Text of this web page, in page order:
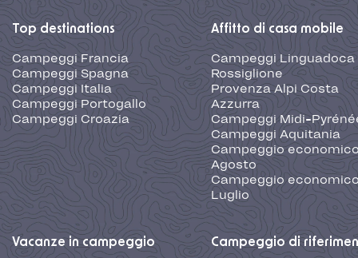
Top destinations
Campeggi Francia
Campeggi Spagna
Campeggi Italia
Campeggi Portogallo
Campeggi Croazia
Affitto di casa mobile
Campeggi Linguadoca
Rossiglione
Provenza Alpi Costa
Azzurra
Campeggi Midi-
Campeggi Aquitania
Campeggio
Agosto
Campeggio
Luglio
Vacanze in campeggio Campeggio di